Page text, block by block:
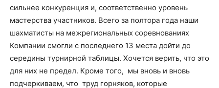
сильнее конкуренция и, соответственно уровень
мастерства участников. Всего за полтора года наши
шахматисты на межрегиональных соревнованиях
Компании смогли с последнего 13 места дойти до
середины турнирной таблицы. Хочется верить, что это
для них не предел. Кроме того, мы вновь и вновь
подчеркиваем, что труд горняков, которые